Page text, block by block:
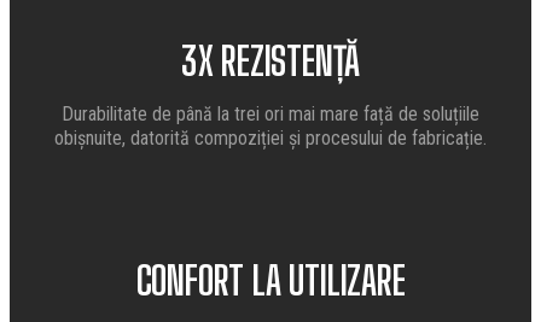
3X REZISTENȚĂ
Durabilitate de până la trei ori mai mare față de soluțiile
obișnuite, datorită compoziției și procesului de fabricație.
CONFORT LA UTILIZARE